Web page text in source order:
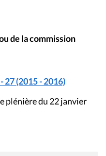
de la commission
27 (2015 - 2016)
plénière du 22 janvier